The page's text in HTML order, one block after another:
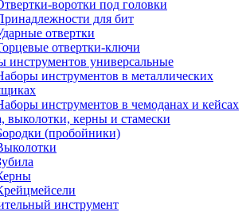
воротки под головки
для бит
отвертки
отвертки-ключи
инструментов универсальные
инструментов в металлических
инструментов в чемоданах и кейсах
выколотки, керны и стамески
(пробойники)
инструмент